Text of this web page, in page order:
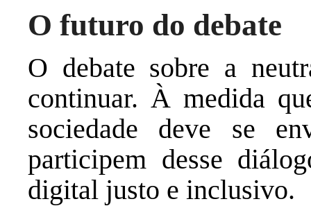
O futuro do debate
O debate sobre a
continuar. À medida
sociedade deve se
participem desse
digital justo e inclusivo.